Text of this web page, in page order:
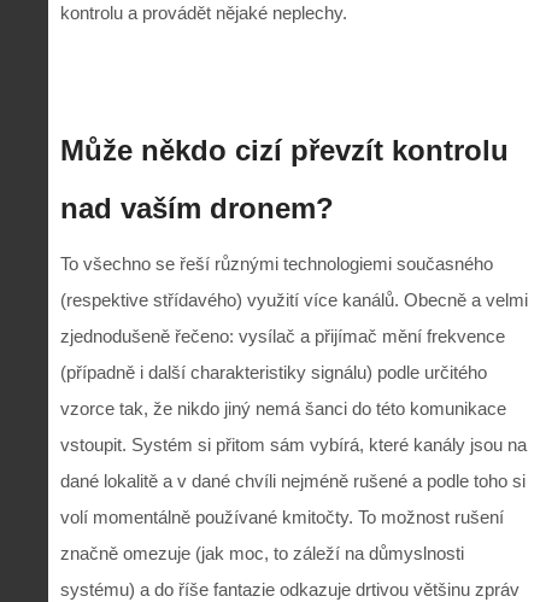
kontrolu a provádět nějaké neplechy.
Může někdo cizí převzít kontrolu
nad vaším dronem?
To všechno se řeší různými technologiemi současného
(respektive střídavého) využití více kanálů. Obecně a velmi
zjednodušeně řečeno: vysílač a přijímač mění frekvence
(případně i další charakteristiky signálu) podle určitého
vzorce tak, že nikdo jiný nemá šanci do této komunikace
vstoupit. Systém si přitom sám vybírá, které kanály jsou na
dané lokalitě a v dané chvíli nejméně rušené a podle toho si
volí momentálně používané kmitočty. To možnost rušení
značně omezuje (jak moc, to záleží na důmyslnosti
systému) a do říše fantazie odkazuje drtivou většinu zpráv